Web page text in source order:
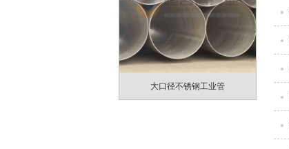
大口径不锈钢工业管